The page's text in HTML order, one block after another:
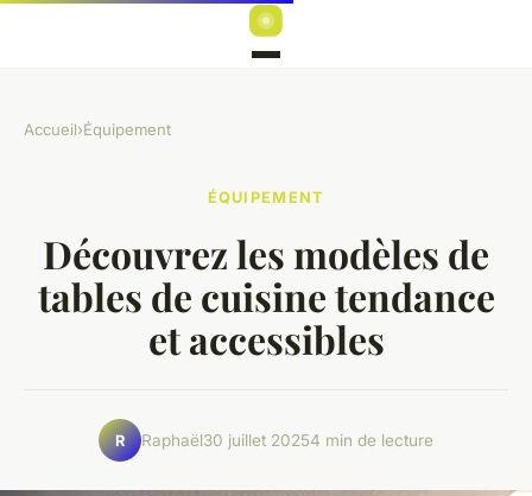
Accueil›Équipement
ÉQUIPEMENT
Découvrez les modèles de
tables de cuisine tendance
et accessibles
R Raphaël30 juillet 20254 min de lecture